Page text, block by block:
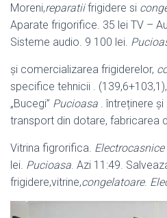
Moreni,reparatiifrigidere si
Aparate frigorifice. 35 lei TV –
Sisteme audio. 9 100 lei.
și comercializarea frigiderelor,
specifice tehnicii .
„Bucegi” Pucioasa . întreținere și
transport din dotare, fabricarea
Vitrina figrorifica. Electrocasnice
lei. Pucioasa . Azi 11:49.
frigidere,vitrine,congelatoare.